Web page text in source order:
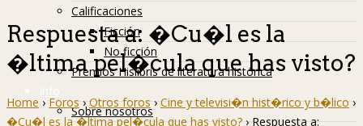
Calificaciones
Ficción
No ficción
Premios Hislibris de literatura histórica
Info
Sobre nosotros
Respuesta a: �Cu�l es la
�ltima pel�cula que has visto?
Home › Foros › Otros foros › Cine y televisi�n hist�rico y b�lico ›
�Cu�l es la �ltima pel�cula que has visto? › Respuesta a: